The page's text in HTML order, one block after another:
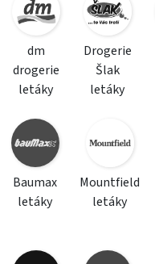
dm
drogerie
letáky
Drogerie
Šlak
letáky
Baumax
letáky
Mountfield
letáky